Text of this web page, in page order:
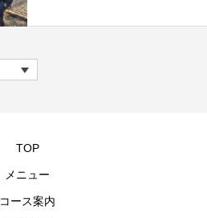
TOP
メニュー
コース案内